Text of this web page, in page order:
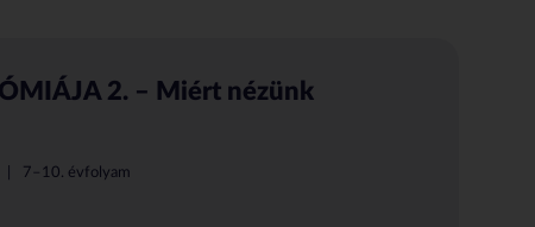
2. – Miért nézünk
7–10. évfolyam